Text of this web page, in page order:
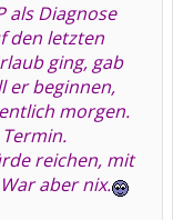
als Diagnose
den letzten
ging, gab
er beginnen,
morgen.
reichen, mit
aber nix.